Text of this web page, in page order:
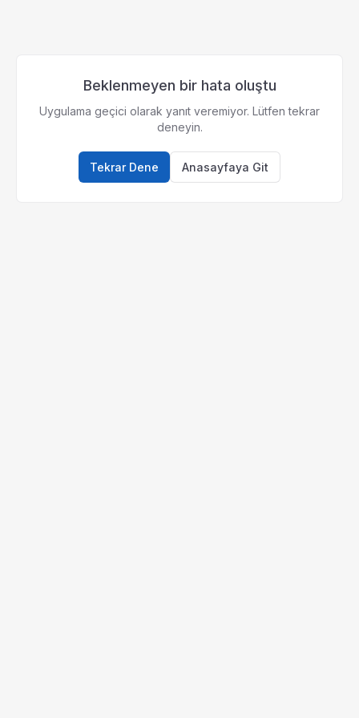
Beklenmeyen bir hata oluştu
Uygulama geçici olarak yanıt veremiyor. Lütfen tekrar
deneyin.
Tekrar Dene Anasayfaya Git